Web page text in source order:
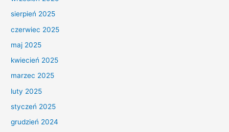
sierpień 2025
czerwiec 2025
maj 2025
kwiecień 2025
marzec 2025
luty 2025
styczeń 2025
grudzień 2024